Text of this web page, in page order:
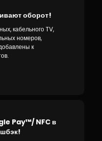
оборот!
кабельного TV,
номеров,
к
Pay™/ NFC в